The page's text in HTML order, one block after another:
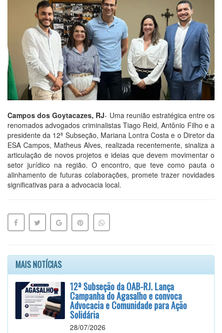
Campos dos Goytacazes, RJ- Uma reunião estratégica entre os
renomados advogados criminalistas Tiago Reid, Antônio Filho e a
presidente da 12ª Subseção, Mariana Lontra Costa e o Diretor da
ESA Campos, Matheus Alves, realizada recentemente, sinaliza a
articulação de novos projetos e ideias que devem movimentar o
setor jurídico na região. O encontro, que teve como pauta o
alinhamento de futuras colaborações, promete trazer novidades
significativas para a advocacia local.
MAIS NOTÍCIAS
12ª Subseção da OAB-RJ. Lança
Campanha do Agasalho e convoca
Advocacia e Comunidade para Ação
Solidária
28/07/2026